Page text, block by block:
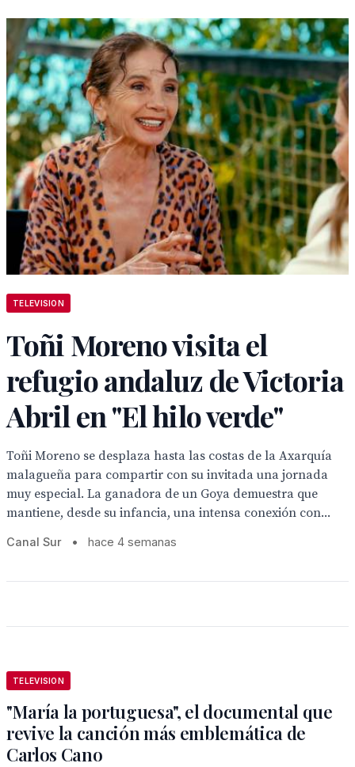
TELEVISION
Toñi Moreno visita el
refugio andaluz de Victoria
Abril en "El hilo verde"
Toñi Moreno se desplaza hasta las costas de la Axarquía
malagueña para compartir con su invitada una jornada
muy especial. La ganadora de un Goya demuestra que
mantiene, desde su infancia, una intensa conexión con...
Canal Sur • hace 4 semanas
TELEVISION
"María la portuguesa", el documental que
revive la canción más emblemática de
Carlos Cano